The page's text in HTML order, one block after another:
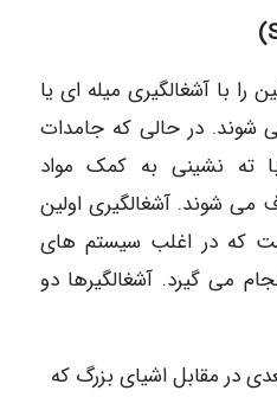
با آشغالگیری میله ای یا
شوند. در حالی که جامدات
ته نشینی به کمک مواد
شوند. آشغالگیری اولین
که در اغلب سیستم های
می گیرد. آشغالگیرها دو
در مقابل اشیای بزرگ که